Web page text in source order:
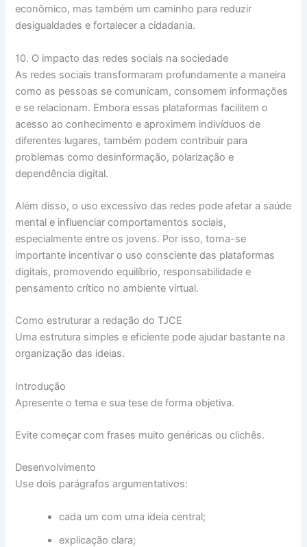
econômico, mas também um caminho para reduzir
desigualdades e fortalecer a cidadania.
10. O impacto das redes sociais na sociedade
As redes sociais transformaram profundamente a maneira
como as pessoas se comunicam, consomem informações
e se relacionam. Embora essas plataformas facilitem o
acesso ao conhecimento e aproximem indivíduos de
diferentes lugares, também podem contribuir para
problemas como desinformação, polarização e
dependência digital.
Além disso, o uso excessivo das redes pode afetar a saúde
mental e influenciar comportamentos sociais,
especialmente entre os jovens. Por isso, torna-se
importante incentivar o uso consciente das plataformas
digitais, promovendo equilíbrio, responsabilidade e
pensamento crítico no ambiente virtual.
Como estruturar a redação do TJCE
Uma estrutura simples e eficiente pode ajudar bastante na
organização das ideias.
Introdução
Apresente o tema e sua tese de forma objetiva.
Evite começar com frases muito genéricas ou clichês.
Desenvolvimento
Use dois parágrafos argumentativos:
cada um com uma ideia central;
explicação clara;